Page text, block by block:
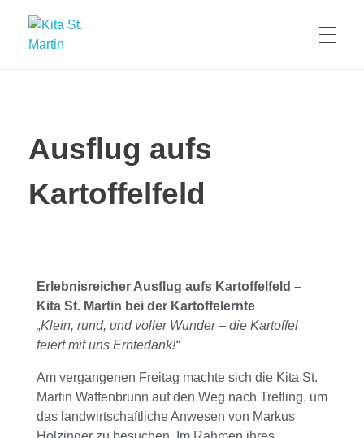
Ausflug aufs
Kartoffelfeld
Erlebnisreicher Ausflug aufs Kartoffelfeld –
Kita St. Martin bei der Kartoffelernte
„Klein, rund, und voller Wunder – die Kartoffel
feiert mit uns Erntedank!“
Am vergangenen Freitag machte sich die Kita St.
Martin Waffenbrunn auf den Weg nach Trefling, um
das landwirtschaftliche Anwesen von Markus